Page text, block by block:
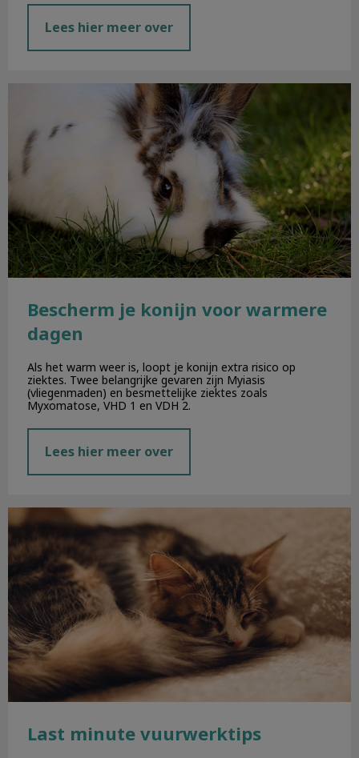
Lees hier meer over
Bescherm je konijn voor warmere dagen
Bescherm je konijn voor warmere
dagen
Als het warm weer is, loopt je konijn extra risico op
ziektes. Twee belangrijke gevaren zijn Myiasis
(vliegenmaden) en besmettelijke ziektes zoals
Myxomatose, VHD 1 en VDH 2.
Lees hier meer over
Last minute vuurwerktips
Last minute vuurwerktips